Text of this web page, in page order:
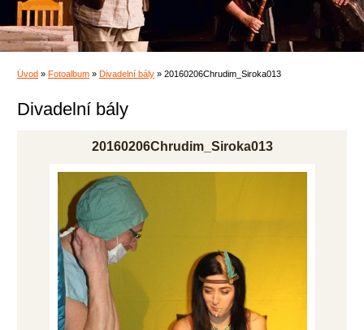
Úvod » Fotoalbum » Divadelní bály » 20160206Chrudim_Siroka013
Divadelní bály
20160206Chrudim_Siroka013